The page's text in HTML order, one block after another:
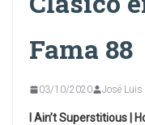
Fama 88
03/10/2020 José Luis
I Ain’t Superstitious |